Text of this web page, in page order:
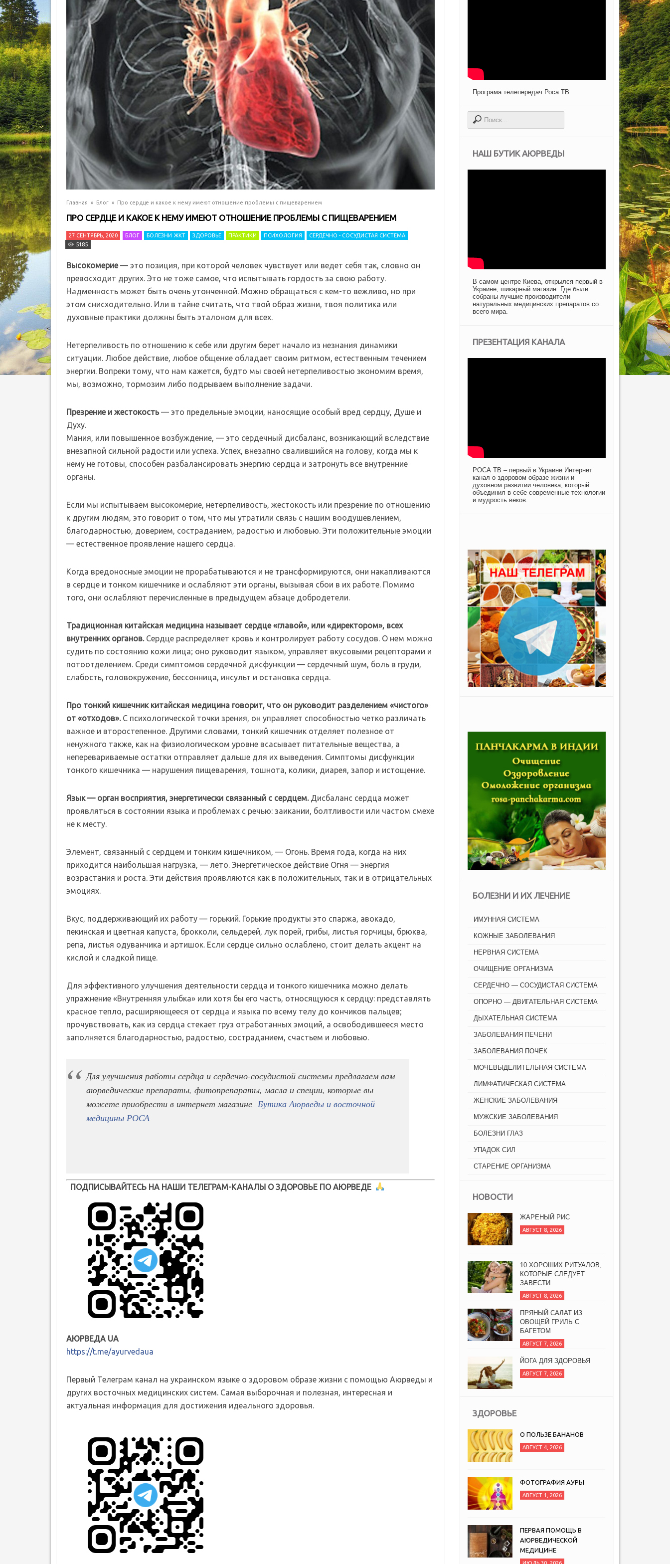
Главная » Блог » Про сердце и какое к нему имеют отношение проблемы с пищеварением
ПРО СЕРДЦЕ И КАКОЕ К НЕМУ ИМЕЮТ ОТНОШЕНИЕ ПРОБЛЕМЫ С ПИЩЕВАРЕНИЕМ
27 СЕНТЯБРЬ, 2020 БЛОГ БОЛЕЗНИ ЖКТ ЗДОРОВЬЕ ПРАКТИКИ ПСИХОЛОГИЯ
СЕРДЕЧНО - СОСУДИСТАЯ СИСТЕМА
5185
Высокомерие— это позиция, при которой человек чувствует или ведет себя так, словно он
превосходит других. Это не тоже самое, что испытывать гордость за свою работу.
Надменность может быть очень утонченной. Можно обращаться с кем-то вежливо, но при
этом снисходительно. Или в тайне считать, что твой образ жизни, твоя политика или
духовные практики должны быть эталоном для всех.
Нетерпеливость по отношению к себе или другим берет начало из незнания динамики
ситуации. Любое действие, любое общение обладает своим ритмом, естественным течением
энергии. Вопреки тому, что нам кажется, будто мы своей нетерпеливостью экономим время,
мы, возможно, тормозим либо подрываем выполнение задачи.
Презрение и жестокость— это предельные эмоции, наносящие особый вред сердцу, Душе и
Духу.
Мания, или повышенное возбуждение, — это сердечный дисбаланс, возникающий вследствие
внезапной сильной радости или успеха. Успех, внезапно свалившийся на голову, когда мы к
нему не готовы, способен разбалансировать энергию сердца и затронуть все внутренние
органы.
Если мы испытываем высокомерие, нетерпеливость, жестокость или презрение по отношению
к другим людям, это говорит о том, что мы утратили связь с нашим воодушевлением,
благодарностью, доверием, состраданием, радостью и любовью. Эти положительные эмоции
— естественное проявление нашего сердца.
Когда вредоносные эмоции не прорабатываются и не трансформируются, они накапливаются
в сердце и тонком кишечнике и ослабляют эти органы, вызывая сбои в их работе. Помимо
того, они ослабляют перечисленные в предыдущем абзаце добродетели.
Традиционная китайская медицина называет сердце «главой», или «директором», всех
внутренних органов.Сердце распределяет кровь и контролирует работу сосудов. О нем можно
судить по состоянию кожи лица; оно руководит языком, управляет вкусовыми рецепторами и
потоотделением. Среди симптомов сердечной дисфункции — сердечный шум, боль в груди,
слабость, головокружение, бессонница, инсульт и остановка сердца.
Про тонкий кишечник китайская медицина говорит, что он руководит разделением «чистого»
от «отходов».С психологической точки зрения, он управляет способностью четко различать
важное и второстепенное. Другими словами, тонкий кишечник отделяет полезное от
ненужного также, как на физиологическом уровне всасывает питательные вещества, а
неперевариваемые остатки отправляет дальше для их выведения. Симптомы дисфункции
тонкого кишечника — нарушения пищеварения, тошнота, колики, диарея, запор и истощение.
Язык — орган восприятия, энергетически связанный с сердцем.Дисбаланс сердца может
проявляться в состоянии языка и проблемах с речью: заикании, болтливости или частом смехе
не к месту.
Элемент, связанный с сердцем и тонким кишечником, — Огонь. Время года, когда на них
приходится наибольшая нагрузка, — лето. Энергетическое действие Огня — энергия
возрастания и роста. Эти действия проявляются как в положительных, так и в отрицательных
эмоциях.
Вкус, поддерживающий их работу — горький. Горькие продукты это спаржа, авокадо,
пекинская и цветная капуста, брокколи, сельдерей, лук порей, грибы, листья горчицы, брюква,
репа, листья одуванчика и артишок. Если сердце сильно ослаблено, стоит делать акцент на
кислой и сладкой пище.
Для эффективного улучшения деятельности сердца и тонкого кишечника можно делать
упражнение «Внутренняя улыбка» или хотя бы его часть, относящуюся к сердцу: представлять
красное тепло, расширяющееся от сердца и языка по всему телу до кончиков пальцев;
прочувствовать, как из сердца стекает груз отработанных эмоций, а освободившееся место
заполняется благодарностью, радостью, состраданием, счастьем и любовью.
Для улучшения работы сердца и сердечно-сосудистой системы предлагаем вам
аюрведические препараты, фитопрепараты, масла и специи, которые вы
можете приобрести в интернет магазине Бутика Аюрведы и восточной
медицины РОСА
ПОДПИСЫВАЙТЕСЬ НА НАШИ ТЕЛЕГРАМ-КАНАЛЫ О ЗДОРОВЬЕ ПО АЮРВЕДЕ
АЮРВЕДА UA
https://t.me/ayurvedaua
Первый Телеграм канал на украинском языке о здоровом образе жизни с помощью Аюрведы и
других восточных медицинских систем. Самая выборочная и полезная, интересная и
актуальная информация для достижения идеального здоровья.
Програма телепередач Роса ТВ
НАШ БУТИК АЮРВЕДЫ
В самом центре Киева, открылся первый в
Украине, шикарный магазин. Где были
собраны лучшие производители
натуральных медицинских препаратов со
всего мира.
ПРЕЗЕНТАЦИЯ КАНАЛА
РОСА ТВ – первый в Украине Интернет
канал о здоровом образе жизни и
духовном развитии человека, который
объединил в себе современные технологии
и мудрость веков.
БОЛЕЗНИ И ИХ ЛЕЧЕНИЕ
ИМУННАЯ СИСТЕМА
КОЖНЫЕ ЗАБОЛЕВАНИЯ
НЕРВНАЯ СИСТЕМА
ОЧИЩЕНИЕ ОРГАНИЗМА
СЕРДЕЧНО — СОСУДИСТАЯ СИСТЕМА
ОПОРНО — ДВИГАТЕЛЬНАЯ СИСТЕМА
ДЫХАТЕЛЬНАЯ СИСТЕМА
ЗАБОЛЕВАНИЯ ПЕЧЕНИ
ЗАБОЛЕВАНИЯ ПОЧЕК
МОЧЕВЫДЕЛИТЕЛЬНАЯ СИСТЕМА
ЛИМФАТИЧЕСКАЯ СИСТЕМА
ЖЕНСКИЕ ЗАБОЛЕВАНИЯ
МУЖСКИЕ ЗАБОЛЕВАНИЯ
БОЛЕЗНИ ГЛАЗ
УПАДОК СИЛ
СТАРЕНИЕ ОРГАНИЗМА
НОВОСТИ
ЖАРЕНЫЙ РИС
АВГУСТ 8, 2026
10 ХОРОШИХ РИТУАЛОВ,
КОТОРЫЕ СЛЕДУЕТ
ЗАВЕСТИ
АВГУСТ 8, 2026
ПРЯНЫЙ САЛАТ ИЗ
ОВОЩЕЙ ГРИЛЬ С
БАГЕТОМ
АВГУСТ 7, 2026
ЙОГА ДЛЯ ЗДОРОВЬЯ
АВГУСТ 7, 2026
ЗДОРОВЬЕ
О ПОЛЬЗЕ БАНАНОВ
АВГУСТ 4, 2026
ФОТОГРАФИЯ АУРЫ
АВГУСТ 1, 2026
ПЕРВАЯ ПОМОЩЬ В
АЮРВЕДИЧЕСКОЙ
МЕДИЦИНЕ